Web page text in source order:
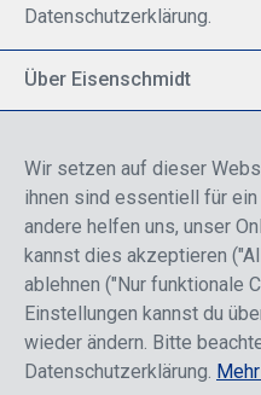
Datenschutzerklärung.
Über Eisenschmidt
Breite Palette von
Fokus auf
Sicher einkaufen
Wir setzen auf dieser
ihnen sind essentiell für
andere helfen uns, unser
kannst dies akzeptieren
ablehnen ("Nur funktionale
Einstellungen kannst du
wieder ändern. Bitte
Datenschutzerklärung.